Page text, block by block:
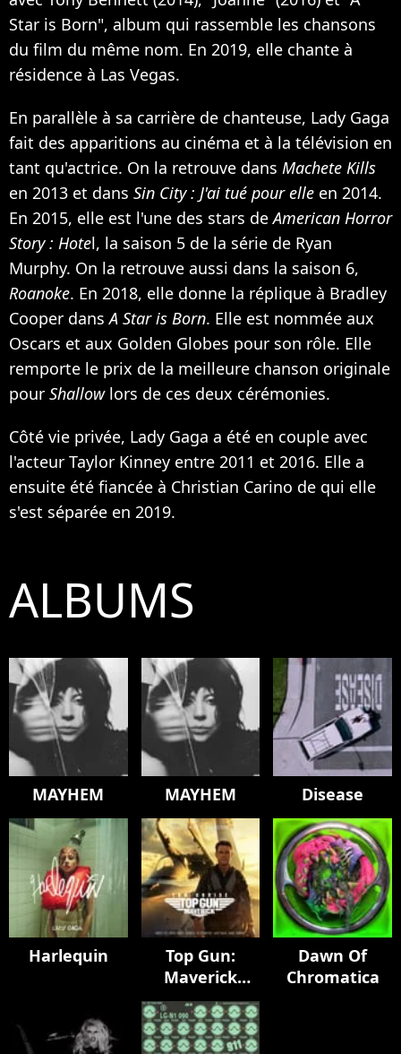
Star is Born", album qui rassemble les chansons
du film du même nom. En 2019, elle chante à
résidence à Las Vegas.
En parallèle à sa carrière de chanteuse, Lady Gaga
fait des apparitions au cinéma et à la télévision en
tant qu'actrice. On la retrouve dans Machete Kills
en 2013 et dans Sin City : J'ai tué pour elle en 2014.
En 2015, elle est l'une des stars deAmerican Horror
Story : Hotel, la saison 5 de la série de Ryan
Murphy. On la retrouve aussi dans la saison 6,
Roanoke. En 2018, elle donne la réplique à Bradley
Cooper dansA Star is Born. Elle est nommée aux
Oscars et aux Golden Globes pour son rôle. Elle
remporte le prix de la meilleure chanson originale
pour Shallowlors de ces deux cérémonies.
Côté vie privée, Lady Gaga a été en couple avec
l'acteur Taylor Kinney entre 2011 et 2016. Elle a
ensuite été fiancée à Christian Carino de qui elle
s'est séparée en 2019.
ALBUMS
MAYHEM MAYHEM Disease
Harlequin
Top Gun:
Maverick
(Music From
The Motion
Picture)
Dawn Of
Chromatica